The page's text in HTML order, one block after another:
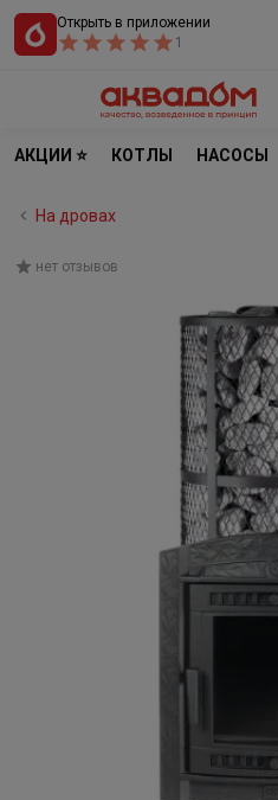
Открыть в приложении
1
АКЦИИ ⭐ КОТЛЫ НАСОСЫ
На дровах
нет отзывов